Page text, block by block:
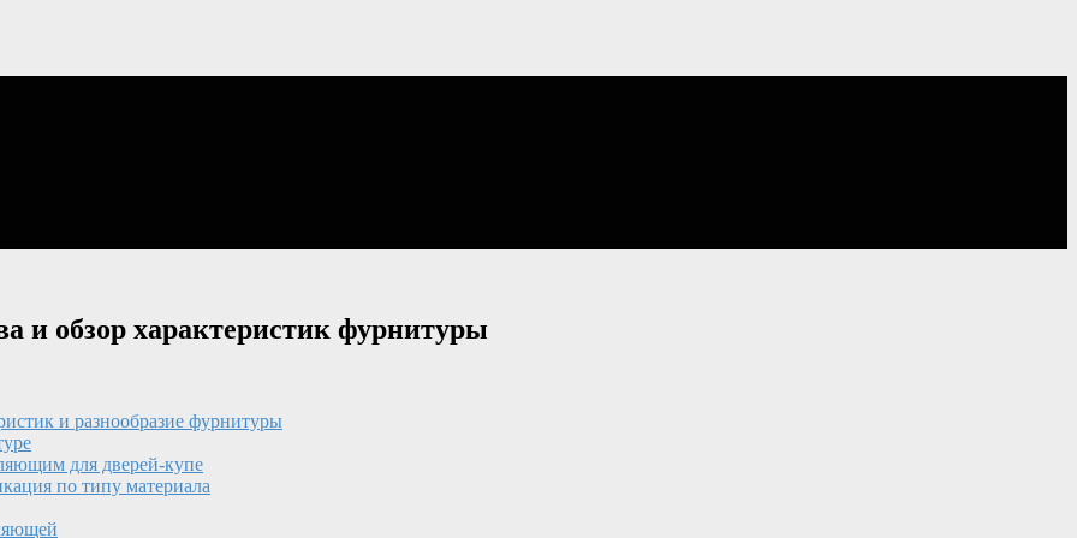
и обзор характеристик фурнитуры
и разнообразие фурнитуры
для дверей-купе
по типу материала